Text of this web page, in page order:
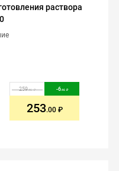
раствора
259.46 -6.46
253.00